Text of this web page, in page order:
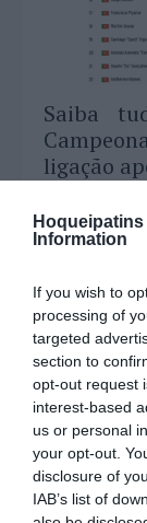
Hoqueipatins
Information
If you wish to
processing of
targeted
section to
opt-out request
interest-based
us or personal
your opt-out.
disclosure of
IAB’s list of
Saiba
ligação
SUB19